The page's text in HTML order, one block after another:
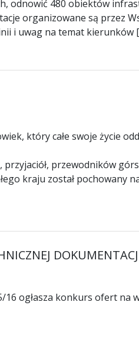
odnowić 480 obiektów
organizowane są przez
i uwag na temat kierunków
który całe swoje życie
przewodników
kraju został pochowany
ogłasza konkurs ofert na